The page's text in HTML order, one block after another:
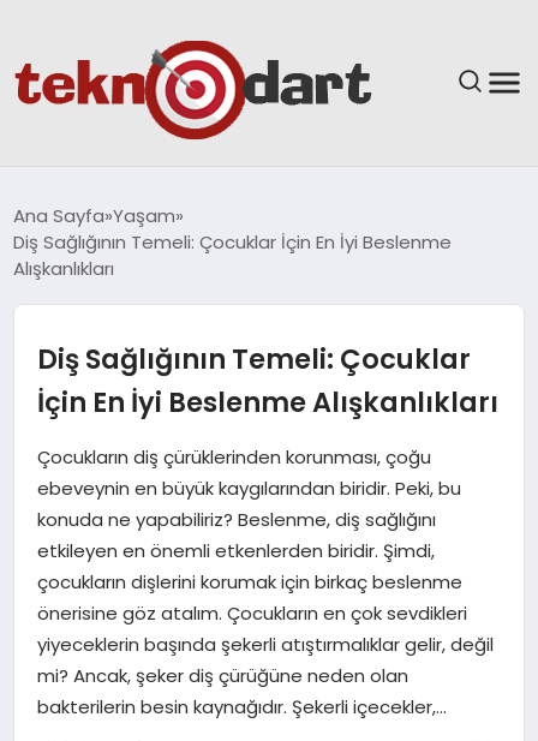
YAŞAM
EĞITIM
GÜNDEM
SPOR
EKONOMI
MAGAZIN
OTOMOBIL
Ana Sayfa Yaşam
Diş Sağlığının Temeli: Çocuklar İçin En İyi Beslenme
Alışkanlıkları
Diş Sağlığının Temeli: Çocuklar
İçin En İyi Beslenme Alışkanlıkları
Çocukların diş çürüklerinden korunması, çoğu
ebeveynin en büyük kaygılarından biridir. Peki, bu
konuda ne yapabiliriz? Beslenme, diş sağlığını
etkileyen en önemli etkenlerden biridir. Şimdi,
çocukların dişlerini korumak için birkaç beslenme
önerisine göz atalım. Çocukların en çok sevdikleri
yiyeceklerin başında şekerli atıştırmalıklar gelir, değil
mi? Ancak, şeker diş çürüğüne neden olan
bakterilerin besin kaynağıdır. Şekerli içecekler,…